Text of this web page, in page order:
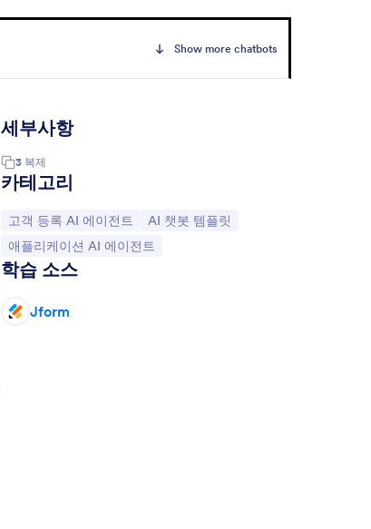
Show more chatbots
세부사항
3 복제
카테고리
카테고리로 이동:
고객 등록 AI 에이전트 카테고리로 이동:
AI 챗봇 템플릿
카테고리로 이동:
애플리케이션 AI 에이전트
학습 소스
Jform